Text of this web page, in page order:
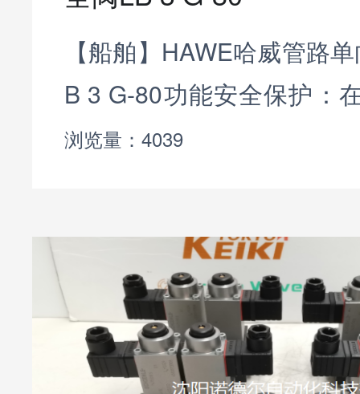
【船舶】HAWE哈威管路
B 3 G-80功能安全保护：
裂或软管断开时，防止执
浏览量：4039